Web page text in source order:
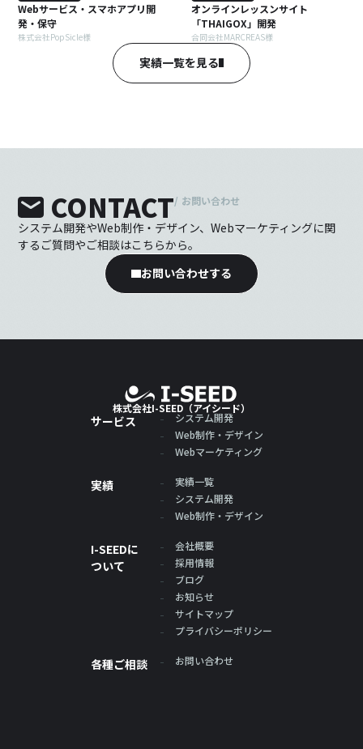
Webサービス・スマホアプリ開
発・保守
株式会社PopSicle様
オンラインレッスンサイト
「THAIGOX」開発
合同会社MARCREAS様
実績一覧を見る
CONTACT/ お問い合わせ
システム開発やWeb制作・デザイン、Webマーケティングに関
するご質問やご相談はこちらから。
お問い合わせする
株式会社I-SEED（アイシード）
サービス
システム開発
Web制作・デザイン
Webマーケティング
実績
実績一覧
システム開発
Web制作・デザイン
I-SEEDに
ついて
会社概要
採用情報
ブログ
お知らせ
サイトマップ
プライバシーポリシー
各種ご相談 お問い合わせ